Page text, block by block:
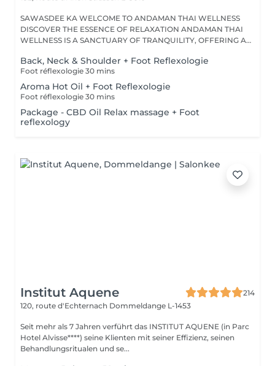
SAWASDEE KA WELCOME TO ANDAMAN THAI WELLNESS
DISCOVER THE ESSENCE OF RELAXATION ANDAMAN THAI
WELLNESS IS A SANCTUARY OF TRANQUILITY, OFFERING A
Back, Neck & Shoulder + Foot Reflexologie
Foot réflexologie 30 mins
Aroma Hot Oil + Foot Reflexologie
Foot réflexologie 30 mins
Package - CBD Oil Relax massage + Foot
reflexology
Institut Aquene
214
120, route d'Echternach Dommeldange L-1453
Seit mehr als 7 Jahren verführt das INSTITUT AQUENE (in Parc
Hotel Alvisse****) seine Klienten mit seiner Effizienz, seinen
Behandlungsritualen und se...